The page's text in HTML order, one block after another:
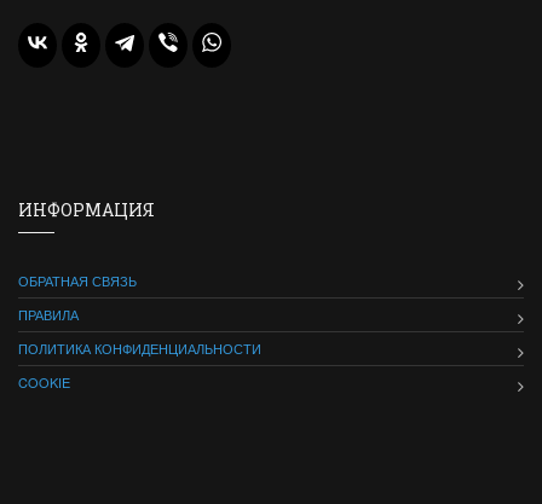
ИНФОРМАЦИЯ
ОБРАТНАЯ СВЯЗЬ
ПРАВИЛА
ПОЛИТИКА КОНФИДЕНЦИАЛЬНОСТИ
COOKIE